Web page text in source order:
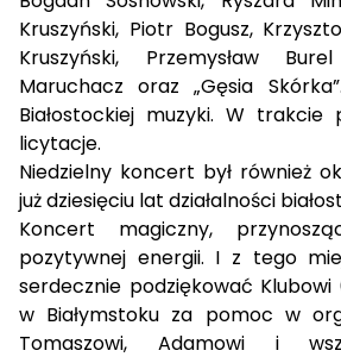
Kruszyński, Piotr Bogusz,
Kruszyński, Przemysław
Maruchacz oraz „Gęsia
Białostockiej muzyki. W trakcie
licytacje.
Niedzielny koncert był również
już dziesięciu lat działalności
Koncert magiczny,
pozytywnej energii. I z tego
serdecznie podziękować Klubowi
w Białymstoku za pomoc w
Tomaszowi, Adamowi i